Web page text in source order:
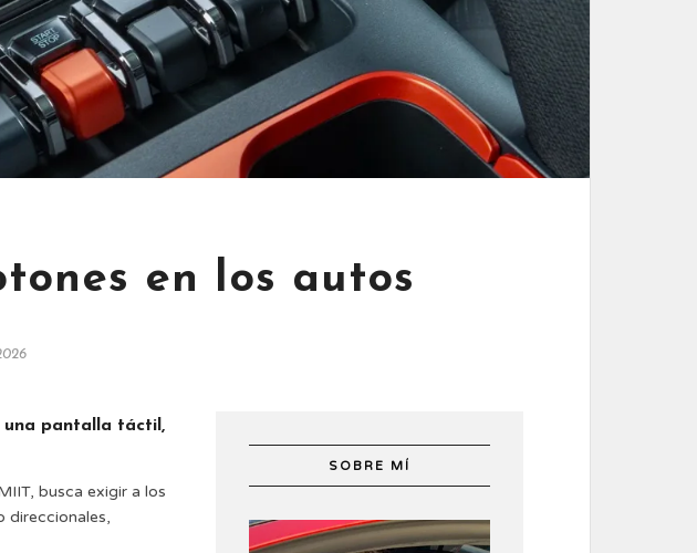
en los autos
una pantalla táctil,
busca exigir a los
direccionales,
SOBRE MÍ